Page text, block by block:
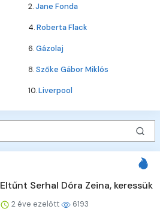
2.Jane Fonda
4.Roberta Flack
6.Gázolaj
8.Szőke Gábor Miklós
10.Liverpool
Eltűnt Serhal Dóra Zeina, keressük
2 éve ezelőtt 6193